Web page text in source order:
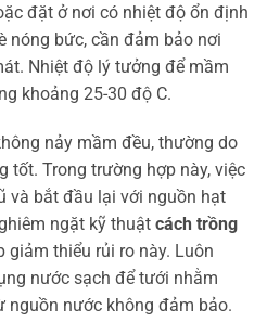
đặt ở nơi có nhiệt độ ổn định
nóng bức, cần đảm bảo nơi
Nhiệt độ lý tưởng để mầm
khoảng 25-30 độ C.
nảy mầm đều, thường do
tốt. Trong trường hợp này, việc
và bắt đầu lại với nguồn hạt
ngặt kỹ thuật cách trồng
giảm thiểu rủi ro này. Luôn
nước sạch để tưới nhằm
nguồn nước không đảm bảo.